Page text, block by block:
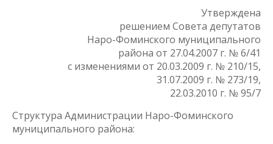
Утверждена
решением Совета депутатов
Наро-Фоминского муниципального
района от 27.04.2007 г. № 6/41
с изменениями от 20.03.2009 г. № 210/15,
31.07.2009 г. № 273/19,
22.03.2010 г. № 95/7
Структура Администрации Наро-Фоминского
муниципального района: